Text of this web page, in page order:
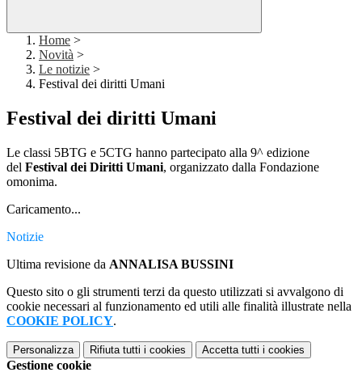
Home >
Novità >
Le notizie >
Festival dei diritti Umani
Festival dei diritti Umani
Le classi 5BTG e 5CTG hanno partecipato alla 9^ edizione
del Festival dei Diritti Umani, organizzato dalla Fondazione
omonima.
Caricamento...
Notizie
Ultima revisione da ANNALISA BUSSINI
Questo sito o gli strumenti terzi da questo utilizzati si avvalgono di
cookie necessari al funzionamento ed utili alle finalità illustrate nella
COOKIE POLICY.
Personalizza Rifiuta tutti i cookies Accetta tutti i cookies
Gestione cookie